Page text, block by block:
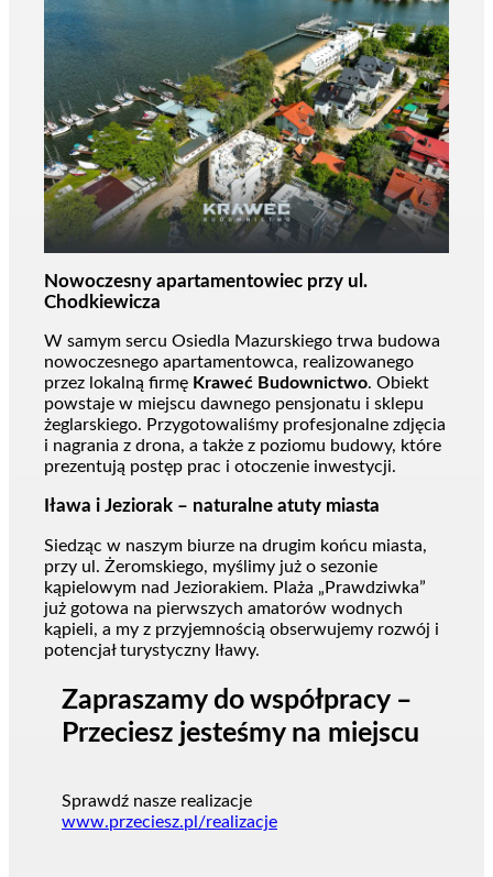
Nowoczesny apartamentowiec przy ul.
Chodkiewicza
W samym sercu Osiedla Mazurskiego trwa budowa
nowoczesnego apartamentowca, realizowanego
przez lokalną firmę Kraweć Budownictwo. Obiekt
powstaje w miejscu dawnego pensjonatu i sklepu
żeglarskiego. Przygotowaliśmy profesjonalne zdjęcia
i nagrania z drona, a także z poziomu budowy, które
prezentują postęp prac i otoczenie inwestycji.
Iława i Jeziorak – naturalne atuty miasta
Siedząc w naszym biurze na drugim końcu miasta,
przy ul. Żeromskiego, myślimy już o sezonie
kąpielowym nad Jeziorakiem. Plaża „Prawdziwka”
już gotowa na pierwszych amatorów wodnych
kąpieli, a my z przyjemnością obserwujemy rozwój i
potencjał turystyczny Iławy.
Zapraszamy do współpracy –
Przeciesz jesteśmy na miejscu
Sprawdź nasze realizacje
www.przeciesz.pl/realizacje